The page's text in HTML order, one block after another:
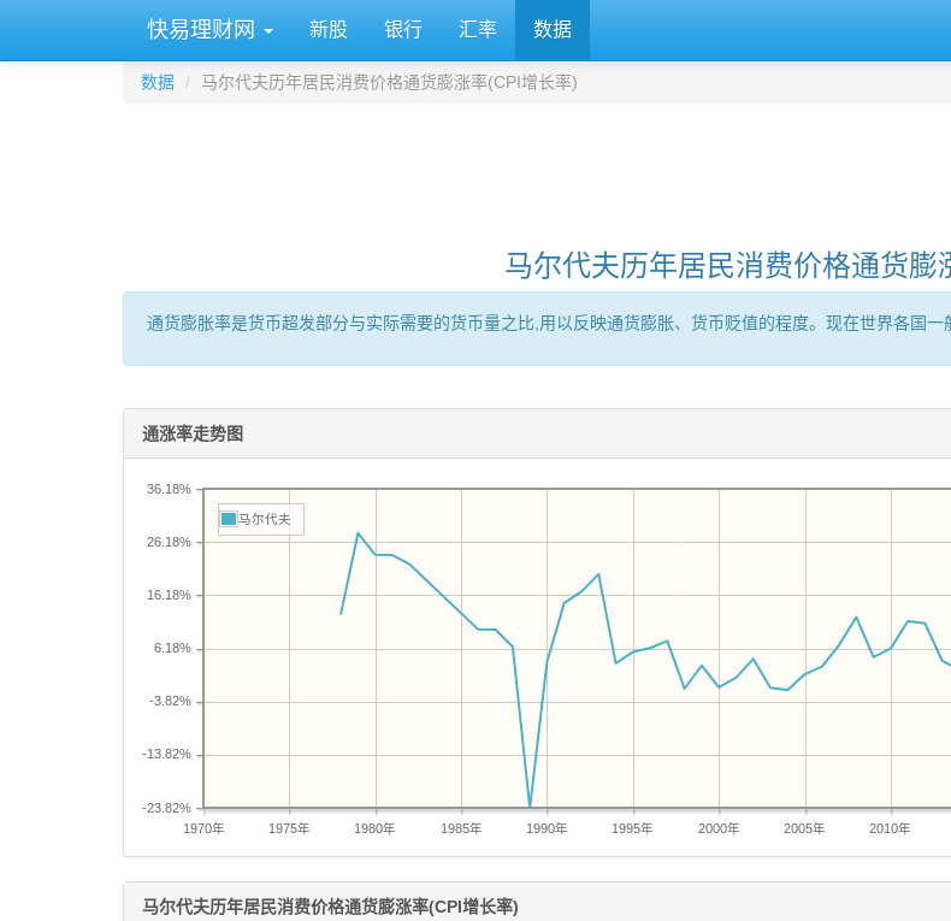
快易理财网 新股 银行 汇率 数据
数据 马尔代夫历年居民消费价格通货膨涨率(CPI增长率)
马尔代夫历年居民消费价格通货膨
通货膨胀率是货币超发部分与实际需要的货币量之比,用以反映通货膨胀、货币贬值的程度。现在世界各国
通涨率走势图
1970年 1975年 1980年 1985年 1990年 1995年 2000年 2005年 2010年
-23.82%
-13.82%
-3.82%
6.18%
16.18%
26.18%
36.18%
马尔代夫
马尔代夫历年居民消费价格通货膨涨率(CPI增长率)